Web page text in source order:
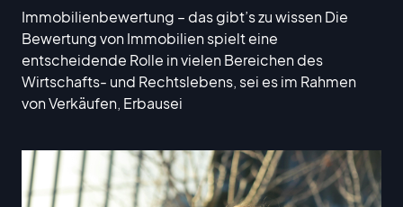
Immobilienbewertung – das gibt’s zu wissen Die
Bewertung von Immobilien spielt eine
entscheidende Rolle in vielen Bereichen des
Wirtschafts- und Rechtslebens, sei es im Rahmen
von Verkäufen, Erbausei